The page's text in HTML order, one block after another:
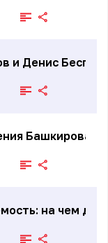
и Денис
Башкирова:
на чем